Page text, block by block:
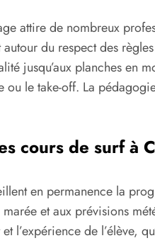
attire de nombreux
autour du respect des
jusqu’aux planches en
le take-off. La
cours de surf à
en permanence la
et aux prévisions
de l’élève,